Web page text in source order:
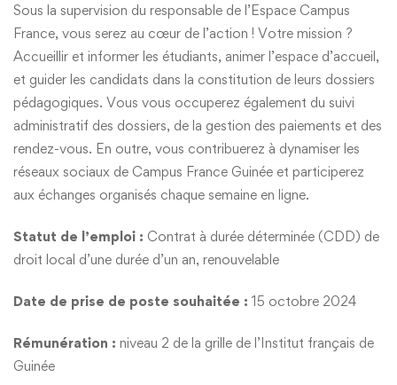
Sous la supervision du responsable de l’Espace Campus
France, vous serez au cœur de l’action ! Votre mission ?
Accueillir et informer les étudiants, animer l’espace d’accueil,
et guider les candidats dans la constitution de leurs dossiers
pédagogiques. Vous vous occuperez également du suivi
administratif des dossiers, de la gestion des paiements et des
rendez-vous. En outre, vous contribuerez à dynamiser les
réseaux sociaux de Campus France Guinée et participerez
aux échanges organisés chaque semaine en ligne.
Statut de l’emploi : Contrat à durée déterminée (CDD) de
droit local d’une durée d’un an, renouvelable
Date de prise de poste souhaitée : 15 octobre 2024
Rémunération : niveau 2 de la grille de l’Institut français de
Guinée